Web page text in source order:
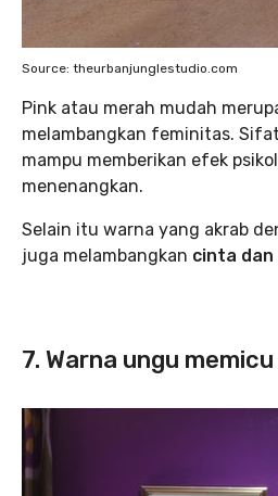
Source: theurbanjunglestudio.com
Pink atau merah mudah
melambangkan feminitas.
mampu memberikan efek
menenangkan.
Selain itu warna yang akrab
juga melambangkan cinta
7. Warna ungu